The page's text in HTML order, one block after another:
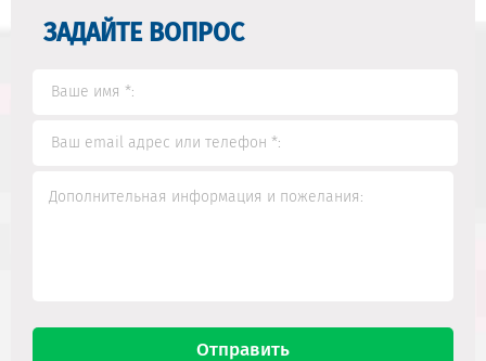
ЗАДАЙТЕ ВОПРОС